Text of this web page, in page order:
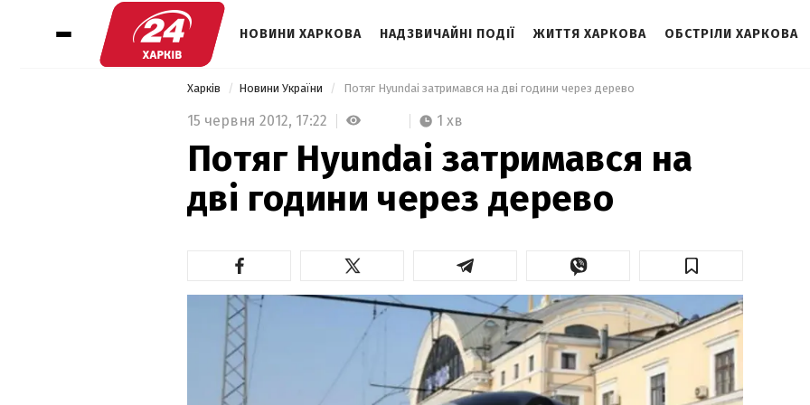
НОВИНИ ХАРКОВА НАДЗВИЧАЙНІ ПОДІЇ ЖИТТЯ ХАРКОВА ОБСТРІЛИ ХАРКОВА
Харків Новини України Потяг Hyundai затримався на дві години через дерево
15 червня 2012, 17:22 1 хв
Потяг Hyundai затримався на
дві години через дерево